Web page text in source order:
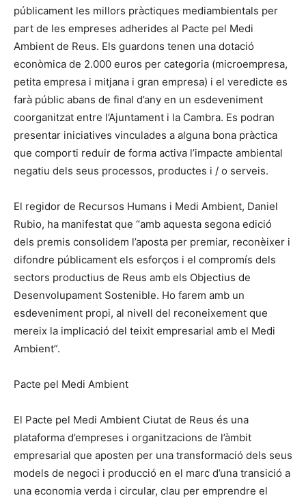
públicament les millors pràctiques mediambientals per
part de les empreses adherides al Pacte pel Medi
Ambient de Reus. Els guardons tenen una dotació
econòmica de 2.000 euros per categoria (microempresa,
petita empresa i mitjana i gran empresa) i el veredicte es
farà públic abans de final d’any en un esdeveniment
coorganitzat entre l’Ajuntament i la Cambra. Es podran
presentar iniciatives vinculades a alguna bona pràctica
que comporti reduir de forma activa l’impacte ambiental
negatiu dels seus processos, productes i / o serveis.
El regidor de Recursos Humans i Medi Ambient, Daniel
Rubio, ha manifestat que “amb aquesta segona edició
dels premis consolidem l’aposta per premiar, reconèixer i
difondre públicament els esforços i el compromís dels
sectors productius de Reus amb els Objectius de
Desenvolupament Sostenible. Ho farem amb un
esdeveniment propi, al nivell del reconeixement que
mereix la implicació del teixit empresarial amb el Medi
Ambient”.
Pacte pel Medi Ambient
El Pacte pel Medi Ambient Ciutat de Reus és una
plataforma d’empreses i organitzacions de l’àmbit
empresarial que aposten per una transformació dels seus
models de negoci i producció en el marc d’una transició a
una economia verda i circular, clau per emprendre el